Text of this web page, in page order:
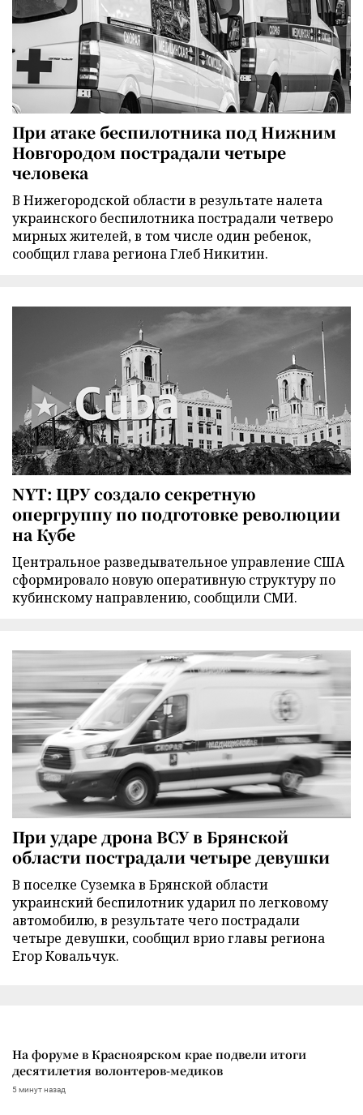
При атаке беспилотника под Нижним
Новгородом пострадали четыре
человека
В Нижегородской области в результате налета
украинского беспилотника пострадали четверо
мирных жителей, в том числе один ребенок,
сообщил глава региона Глеб Никитин.
NYT: ЦРУ создало секретную
опергруппу по подготовке революции
на Кубе
Центральное разведывательное управление США
сформировало новую оперативную структуру по
кубинскому направлению, сообщили СМИ.
При ударе дрона ВСУ в Брянской
области пострадали четыре девушки
В поселке Суземка в Брянской области
украинский беспилотник ударил по легковому
автомобилю, в результате чего пострадали
четыре девушки, сообщил врио главы региона
Егор Ковальчук.
На форуме в Красноярском крае подвели итоги
десятилетия волонтеров-медиков
5 минут назад